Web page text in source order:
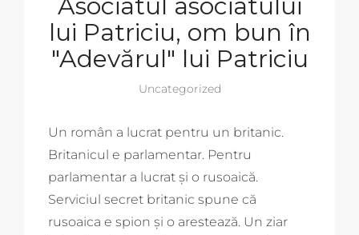
Asociatul asociatului
lui Patriciu, om bun în
"Adevărul" lui Patriciu
Uncategorized
Un român a lucrat pentru un britanic.
Britanicul e parlamentar. Pentru
parlamentar a lucrat și o rusoaică.
Serviciul secret britanic spune că
rusoaica e spion și o arestează. Un ziar